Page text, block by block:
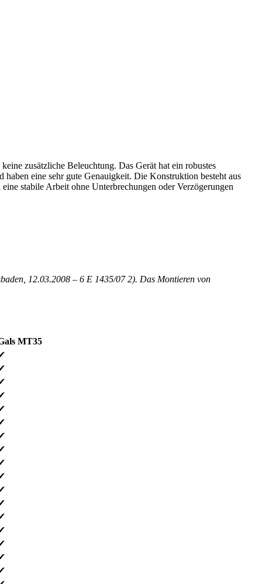
zusätzliche Beleuchtung. Das Gerät hat ein robustes
eine sehr gute Genauigkeit. Die Konstruktion besteht aus
stabile Arbeit ohne Unterbrechungen oder Verzögerungen
12.03.2008 – 6 E 1435/07 2). Das Montieren von
MT35